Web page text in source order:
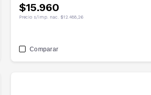
$15.960
Precio s/imp. nac. $12.488,26
Comparar